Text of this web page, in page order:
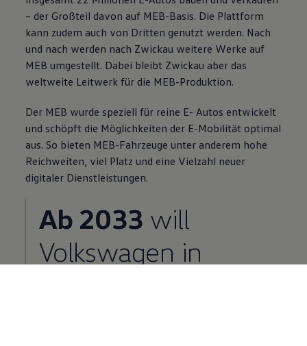
– der Großteil davon auf MEB-Basis. Die Plattform
kann zudem auch von Dritten genutzt werden. Nach
und nach werden nach Zwickau weitere Werke auf
MEB umgestellt. Dabei bleibt Zwickau aber das
weltweite Leitwerk für die MEB-Produktion.
Der MEB wurde speziell für reine E- Autos entwickelt
und schöpft die Möglichkeiten der E-Mobilität optimal
aus. So bieten MEB-Fahrzeuge unter anderem hohe
Reichweiten, viel Platz und eine Vielzahl neuer
digitaler Dienstleistungen.
Ab 2033 will
Volkswagen in